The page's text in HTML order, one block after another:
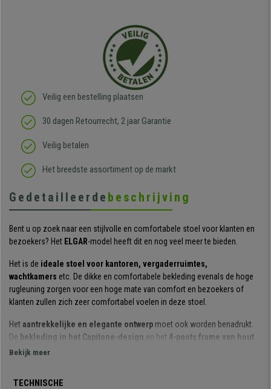
Veilig een bestelling plaatsen
30 dagen Retourrecht, 2 jaar Garantie
Veilig betalen
Het breedste assortiment op de markt
Gedetailleerde beschrijving
Bent u op zoek naar een stijlvolle en comfortabele stoel voor klanten en
bezoekers? Het ELGAR-model heeft dit en nog veel meer te bieden.
Het is de ideale stoel voor kantoren, vergaderruimtes,
wachtkamers etc. De dikke en comfortabele bekleding evenals de hoge
rugleuning zorgen voor een hoge mate van comfort en bezoekers of
klanten zullen zich zeer comfortabel voelen in deze stoel.
Hetaantrekkelijke en elegante ontwerp moet ook worden benadrukt.
De bekleding in het Capitone-design en het 4-poots frame van hout
in Scandinavische stijl
Om een langere levensduur van de stoel te garanderen, zijn
Bekijk meer
TECHNISCHE